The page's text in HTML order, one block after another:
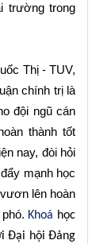
trường trong
Thị- TUV,
chính trị là
đội ngũ cán
hoàn thành tốt
nay, đòi hỏi
mạnh học
lên hoàn
Khoá học
Đại hội Đảng